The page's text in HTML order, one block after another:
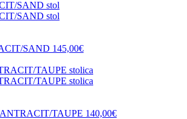
SAND 145,00€
TAUPE 140,00€